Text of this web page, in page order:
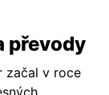
převody
začal v roce